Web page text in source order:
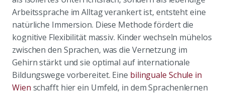
Arbeitssprache im Alltag verankert ist, entsteht eine
natürliche Immersion. Diese Methode fördert die
kognitive Flexibilität massiv. Kinder wechseln mühelos
zwischen den Sprachen, was die Vernetzung im
Gehirn stärkt und sie optimal auf internationale
Bildungswege vorbereitet. Eine bilinguale Schule in
Wien schafft hier ein Umfeld, in dem Sprachenlernen